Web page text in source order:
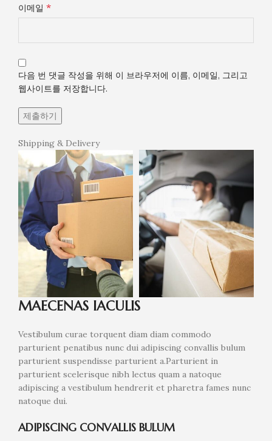
이메일 *
다음 번 댓글 작성을 위해 이 브라우저에 이름, 이메일, 그리고
웹사이트를 저장합니다.
Shipping & Delivery
MAECENAS IACULIS
Vestibulum curae torquent diam diam commodo
parturient penatibus nunc dui adipiscing convallis bulum
parturient suspendisse parturient a.Parturient in
parturient scelerisque nibh lectus quam a natoque
adipiscing a vestibulum hendrerit et pharetra fames nunc
natoque dui.
ADIPISCING CONVALLIS BULUM